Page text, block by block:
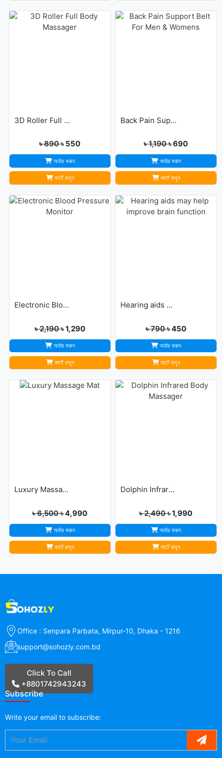
3D Roller Full Body Massager
৳ 890৳ 550
অর্ডার করুন
কার্টে রাখুন
Back Pain Support Belt For Men & Womens
৳ 1,190৳ 690
অর্ডার করুন
কার্টে রাখুন
Electronic Blood Pressure Monitor
৳ 2,190৳ 1,290
অর্ডার করুন
কার্টে রাখুন
Hearing aids may help improve brain function
৳ 790৳ 450
অর্ডার করুন
কার্টে রাখুন
Luxury Massage Mat
৳ 6,500৳ 4,990
অর্ডার করুন
কার্টে রাখুন
Dolphin Infrared Body Massager
৳ 2,490৳ 1,990
অর্ডার করুন
কার্টে রাখুন
Office : Senpara Parbata, Mirpur-10, Dhaka - 1216
support@sohozly.com.bd
Click To Call
+8801742943243
Subscribe
Write your email to subscribe: